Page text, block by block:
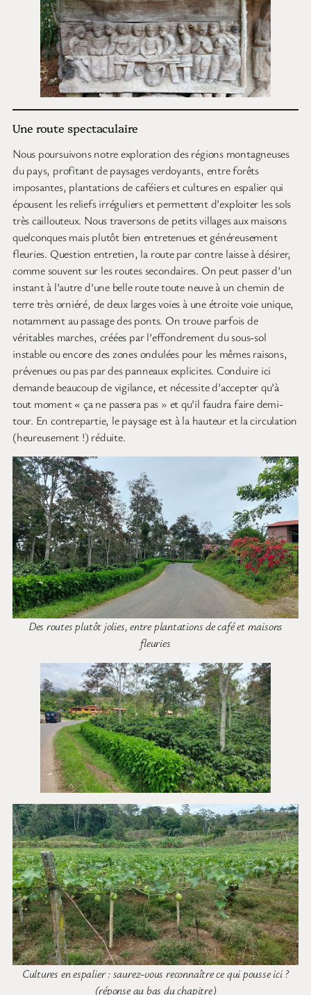
Une route spectaculaire
Nous poursuivons notre exploration des régions montagneuses
du pays, profitant de paysages verdoyants, entre forêts
imposantes, plantations de caféiers et cultures en espalier qui
épousent les reliefs irréguliers et permettent d’exploiter les sols
très caillouteux. Nous traversons de petits villages aux maisons
quelconques mais plutôt bien entretenues et généreusement
fleuries. Question entretien, la route par contre laisse à désirer,
comme souvent sur les routes secondaires. On peut passer d’un
instant à l’autre d’une belle route toute neuve à un chemin de
terre très orniéré, de deux larges voies à une étroite voie unique,
notamment au passage des ponts. On trouve parfois de
véritables marches, créées par l’effondrement du sous-sol
instable ou encore des zones ondulées pour les mêmes raisons,
prévenues ou pas par des panneaux explicites. Conduire ici
demande beaucoup de vigilance, et nécessite d’accepter qu’à
tout moment « ça ne passera pas » et qu’il faudra faire demi-
tour. En contrepartie, le paysage est à la hauteur et la circulation
(heureusement !) réduite.
Des routes plutôt jolies, entre plantations de café et maisons
fleuries
Cultures en espalier : saurez-vous reconnaître ce qui pousse ici ?
(réponse au bas du chapitre)